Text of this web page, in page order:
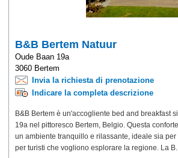
B&B Bertem Natuur
Oude Baan 19a
3060 Bertem
Invia la richiesta di prenotazione
Indicare la completa descrizione
B&B Bertem è un'accogliente bed and breakfast
19a nel pittoresco Bertem, Belgio. Questa
un ambiente tranquillo e rilassante, ideale sia
per turisti che vogliono esplorare la regione. La